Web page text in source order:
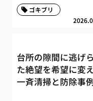
ゴキブリ
台所の隙間に逃げ
た絶望を希望に変
一斉清掃と防除事